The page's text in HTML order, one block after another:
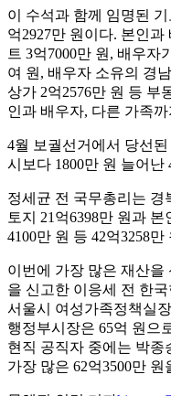
이 수석과 함께 임명된
억2927만 원이다. 본인
트 3억7000만 원, 배우자
여 원, 배우자 소유의 경
상가 2억2576만 원 등 부
인과 배우자, 다른 가족
4월 보궐선거에서 당선
시보다 1800만 원 늘어난
정세균 전 국무총리는 경
토지 21억6398만 원과
4100만 원 등 42억3258
이번에 가장 많은 재산을
을 신고한 이응세 전 한
서울시 여성가족정책실
행정부시장은 65억 원으
현직 공직자 중에는 박종
가장 많은 62억3500만 원